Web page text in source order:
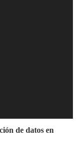
de datos en